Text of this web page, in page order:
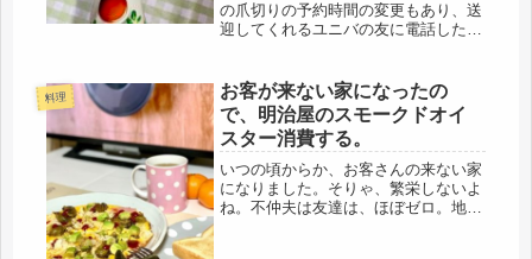
の爪切りの予約時間の変更もあり、送
迎してくれるユニバの友に電話した
ジでヤバイと思ったのか、猛烈な勢い
で、爪を噛み始めました。しか
し・・・ヨ...
料理
お客が来ない家になったの
で、明治屋のスモークドオイ
スター消費する。
いつの頃からか、お客さんの来ない家
になりました。そりゃ、繁栄しないよ
ね。不仲夫は友達は、ほぼゼロ。地元